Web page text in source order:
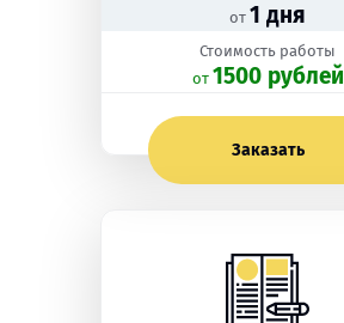
от 1 дня
Стоимость работы
oт 1500 рублей
Заказать